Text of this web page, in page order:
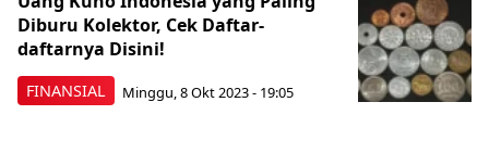
FINANSIAL
Diburu Kolektor, Cek Daftar-
daftarnya Disini!
Minggu, 8 Okt 2023 - 19:05